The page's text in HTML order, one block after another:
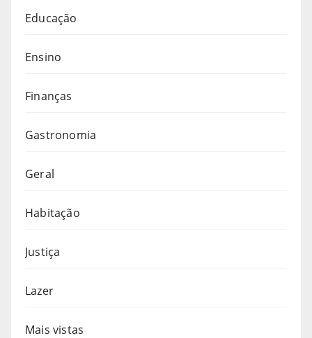
Educação
Ensino
Finanças
Gastronomia
Geral
Habitação
Justiça
Lazer
Mais vistas